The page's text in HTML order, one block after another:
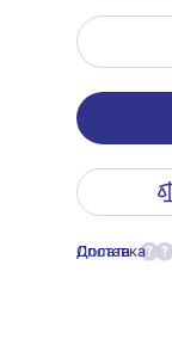
Оплата ?
Доставка ?